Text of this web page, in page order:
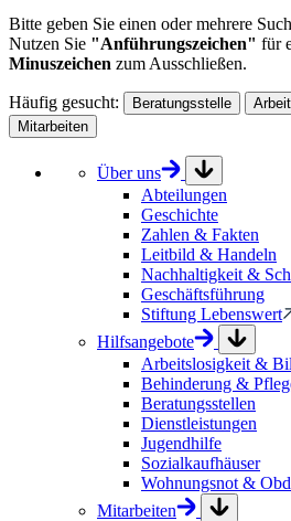
Bitte geben Sie einen oder mehrere
Nutzen Sie "Anführungszeichen" für
Minuszeichen zum Ausschließen.
Häufig gesucht: Beratungsstelle
Mitarbeiten
Über uns
Abteilungen
Geschichte
Zahlen & Fakten
Leitbild & Handeln
Nachhaltigkeit &
Geschäftsführung
Stiftung Lebenswert
Hilfsangebote
Arbeitslosigkeit &
Behinderung &
Beratungsstellen
Dienstleistungen
Jugendhilfe
Sozialkaufhäuser
Wohnungsnot &
Mitarbeiten